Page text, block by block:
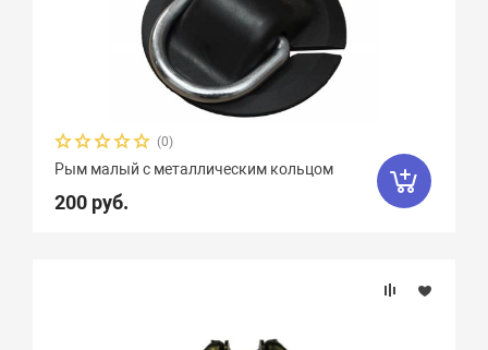
(0)
Рым малый с металлическим кольцом
200 руб.